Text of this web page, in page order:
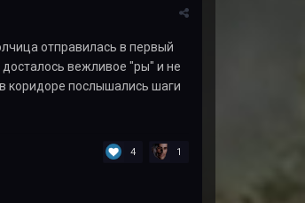
отправилась в первый
вежливое "ры" и не
коридоре послышались шаги
4 1